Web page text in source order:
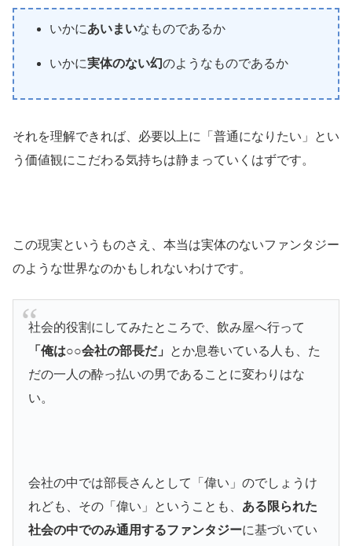
いかにあいまいなものであるか
いかに実体のない幻のようなものであるか
それを理解できれば、必要以上に「普通になりたい」とい
う価値観にこだわる気持ちは静まっていくはずです。
この現実というものさえ、本当は実体のないファンタジー
のような世界なのかもしれないわけです。
社会的役割にしてみたところで、飲み屋へ行って
「俺は○○会社の部長だ」
とか息巻いている人も、た
だの一人の酔っ払いの男であることに変わりはな
い。
会社の中では部長さんとして「偉い」のでしょうけ
れども、その「偉い」ということも、 ある限られた
社会の中でのみ通用するファンタジーに基づいてい